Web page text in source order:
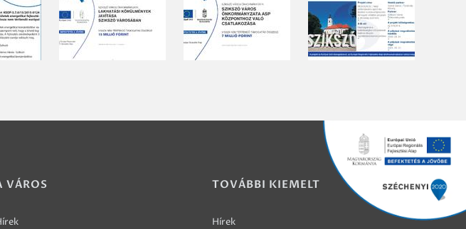
VÁROS TOVÁBBI KIEMELT
Hírek